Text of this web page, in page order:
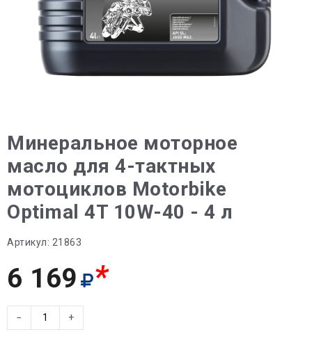
Минеральное моторное
масло для 4-тактных
мотоциклов Motorbike
Optimal 4T 10W-40 - 4 л
Артикул: 21863
6 169 *
− +